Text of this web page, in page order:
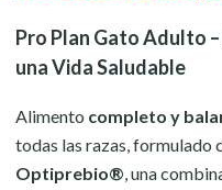
Pro Plan Gato Adulto
una Vida Saludable
Alimento completo y
todas las razas, formulado
Optiprebio®, una